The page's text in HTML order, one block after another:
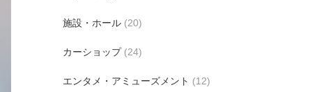
施設・ホール (20)
カーショップ(24)
エンタメ・アミューズメント (12)